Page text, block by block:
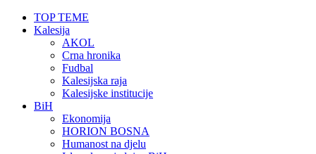
TOP TEME
Kalesija
AKOL
Crna hronika
Fudbal
Kalesijska raja
Kalesijske institucije
BiH
Ekonomija
HORION BOSNA
Humanost na djelu